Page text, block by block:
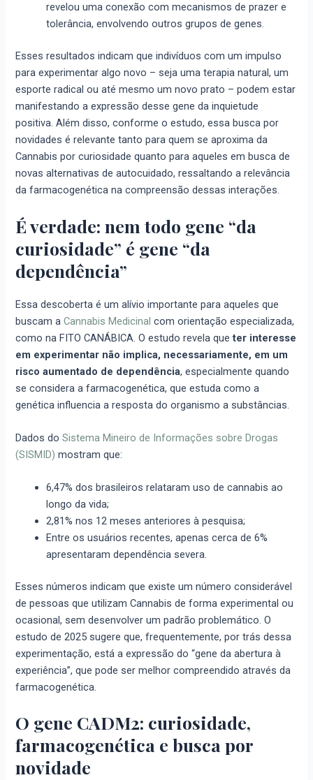
revelou uma conexão com mecanismos de prazer e
tolerância, envolvendo outros grupos de genes.
Esses resultados indicam que indivíduos com um impulso
para experimentar algo novo – seja uma terapia natural, um
esporte radical ou até mesmo um novo prato – podem estar
manifestando a expressão desse gene da inquietude
positiva. Além disso, conforme o estudo, essa busca por
novidades é relevante tanto para quem se aproxima da
Cannabis por curiosidade quanto para aqueles em busca de
novas alternativas de autocuidado, ressaltando a relevância
da farmacogenética na compreensão dessas interações.
É verdade: nem todo gene “da
curiosidade” é gene “da
dependência”
Essa descoberta é um alívio importante para aqueles que
buscam aCannabis Medicinal com orientação especializada,
como na FITO CANÁBICA. O estudo revela queter interesse
em experimentar não implica, necessariamente, em um
risco aumentado de dependência, especialmente quando
se considera a farmacogenética, que estuda como a
genética influencia a resposta do organismo a substâncias.
Dados doSistema Mineiro de Informações sobre Drogas
(SISMID) mostram que:
6,47% dos brasileiros relataram uso de cannabis ao
longo da vida;
2,81% nos 12 meses anteriores à pesquisa;
Entre os usuários recentes, apenas cerca de 6%
apresentaram dependência severa.
Esses números indicam que existe um número considerável
de pessoas que utilizam Cannabis de forma experimental ou
ocasional, sem desenvolver um padrão problemático. O
estudo de 2025 sugere que, frequentemente, por trás dessa
experimentação, está a expressão do “gene da abertura à
experiência”, que pode ser melhor compreendido através da
farmacogenética.
O gene CADM2: curiosidade,
farmacogenética e busca por
novidade